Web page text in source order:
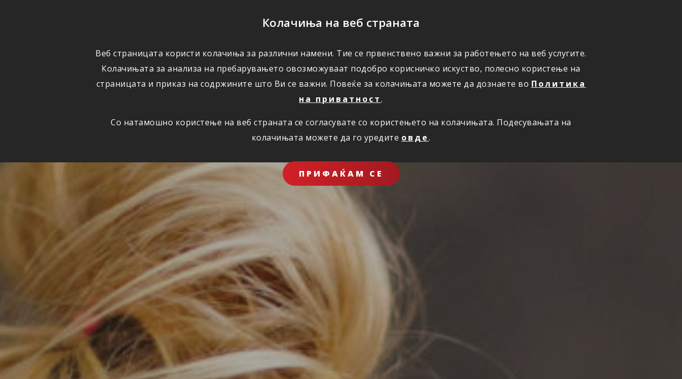
Колачиња на веб страната
Веб страницата користи колачиња за различни намени. Тие се првенствено важни за работењето на веб услугите.
Колачињата за анализа на пребарувањето овозможуваат подобро корисничко искуство, полесно користење на
страницата и приказ на содржините што Ви се важни. Повеќе за колачињата можете да дознаете во Политика
на приватност.
Со натамошно користење на веб страната се согласувате со користењето на колачињата. Подесувањата на
колачињата можете да го уредите овде.
ПРИФАЌАМ СЕ